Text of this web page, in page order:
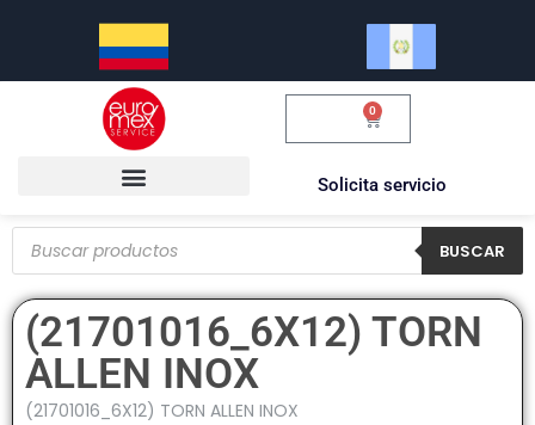
0
Solicita servicio
BUSCAR
(21701016_6X12) TORN
ALLEN INOX
(21701016_6X12) TORN ALLEN INOX